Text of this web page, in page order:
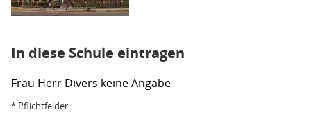
In diese Schule eintragen
Frau Herr Divers keine Angabe
* Pflichtfelder